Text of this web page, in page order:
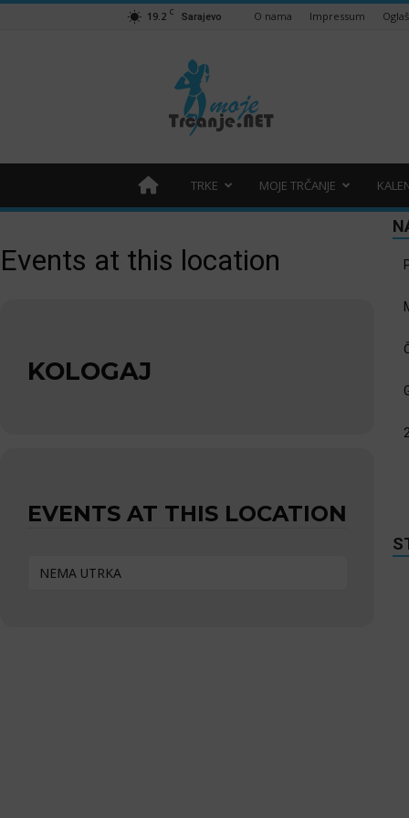
19.2 C Sarajevo O nama Impressum
Moje
trčanje
trcanje.net
TRKE MOJE TRČANJE
Events at this location
KOLOGAJ
EVENTS AT THIS LOCATION
NEMA UTRKA